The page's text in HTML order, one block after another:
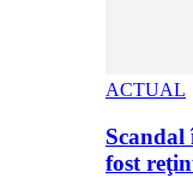
ACTUAL
fost